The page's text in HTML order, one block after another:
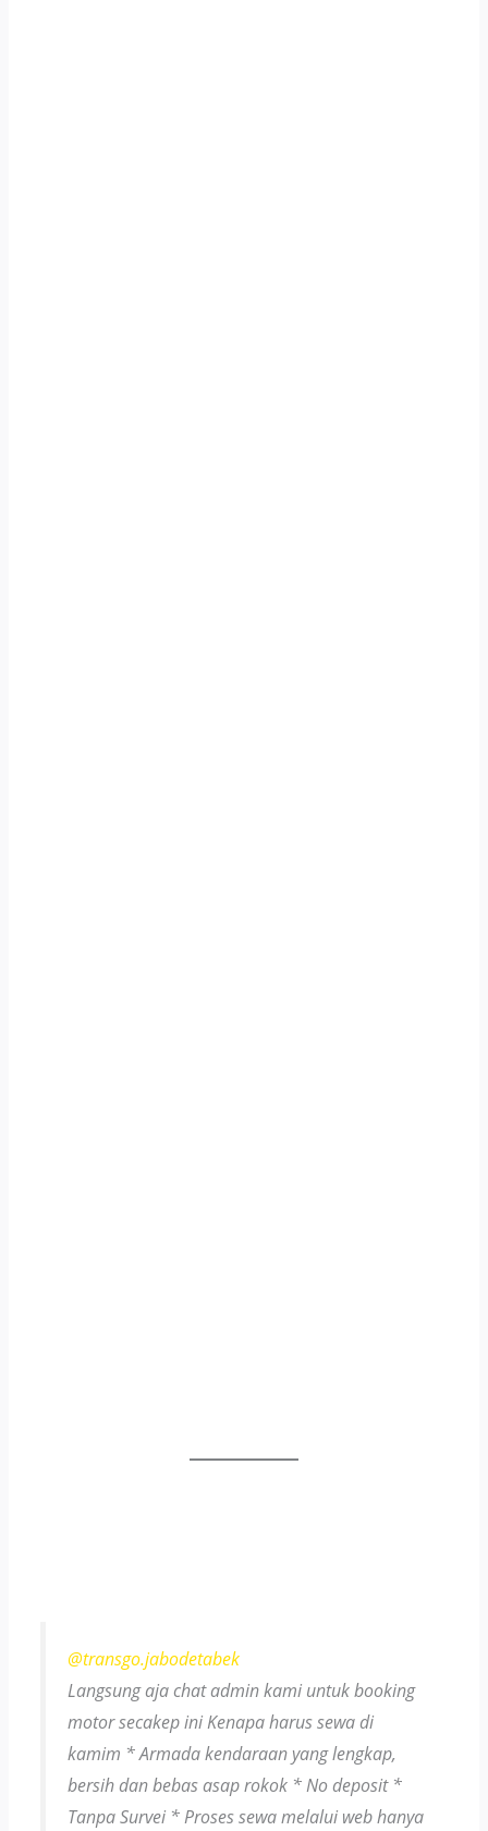
@transgo.jabodetabek
Langsung aja chat admin kami untuk booking
motor secakep ini Kenapa harus sewa di
kamim * Armada kendaraan yang lengkap,
bersih dan bebas asap rokok * No deposit *
Tanpa Survei * Proses sewa melalui web hanya